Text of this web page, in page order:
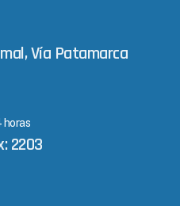
Vía Patamarca
horas
2203